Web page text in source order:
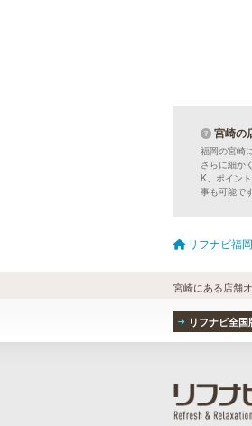
ースに誕生。
ではなく、フ
グエステ等外
しくなるメニ
ております。
見です。
MEN’S TBC
メンズTBCは
ラダ脱毛、ヒ
ェイスケア等、
宮崎の
福岡の宮崎
さらに細か
K、ポイン
事も可能で
リフナビ福岡
宮崎にある店舗
リフナビ全国